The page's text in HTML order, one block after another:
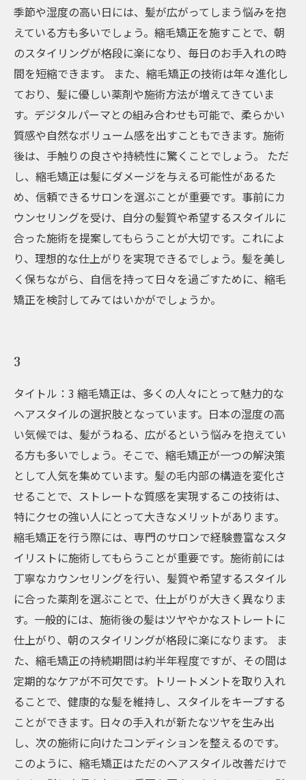
季節や湿度の高い日には、髪が広がってしまう悩みを抱
えている方も多いでしょう。縮毛矯正を施すことで、朝
のスタイリングが格段に楽になり、毎日のお手入れの時
間を短縮できます。 また、縮毛矯正の技術は年々進化し
ており、髪に優しい薬剤や施術方法が増えてきていま
す。デジタルパーマとの組み合わせも可能で、柔らかい
質感や自然なボリューム感を出すこともできます。施術
後は、手触りの良さや持続性に驚くことでしょう。 ただ
し、縮毛矯正は髪にダメージを与える可能性があるた
め、信頼できるサロンを選ぶことが重要です。事前にカ
ウンセリングを受け、自分の髪質や希望するスタイルに
合った施術を提案してもらうことが大切です。これによ
り、理想的な仕上がりを実現できるでしょう。髪を美し
く保ちながら、自信を持って日々を過ごすために、縮毛
矯正を検討してみてはいかがでしょうか。
3
タイトル：3 縮毛矯正は、多くの人々にとって魅力的な
ヘアスタイルの選択肢となっています。日本の湿度の高
い気候では、髪がうねる、広がるという悩みを抱えてい
る方も多いでしょう。そこで、縮毛矯正が一つの解決策
として人気を集めています。髪の毛内部の構造を変化さ
せることで、ストレートな質感を実現するこの技術は、
特にクセの強い人にとって大きなメリットがあります。
縮毛矯正を行う際には、専門のサロンで経験豊富なスタ
イリストに施術してもらうことが重要です。施術前には
丁寧なカウンセリングを行い、髪質や希望するスタイル
に合った薬剤を選ぶことで、仕上がりが大きく異なりま
す。一般的には、施術後の髪はツヤやかなストレートに
仕上がり、朝のスタイリングが格段に楽になります。 ま
た、縮毛矯正の持続期間は約半年程度ですが、その間は
定期的なケアが不可欠です。トリートメントを取り入れ
ることで、健康的な髪を維持し、スタイルをキープする
ことができます。日々の手入れが新たなツヤを生み出
し、次の施術に向けたコンディションを整えるのです。
このように、縮毛矯正はただのヘアスタイル改善だけで